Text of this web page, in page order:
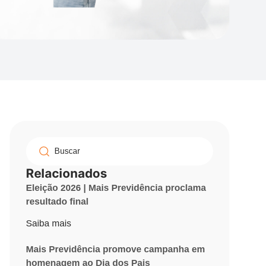
Relacionados
Eleição 2026 | Mais Previdência proclama
resultado final
Saiba mais
Mais Previdência promove campanha em
homenagem ao Dia dos Pais